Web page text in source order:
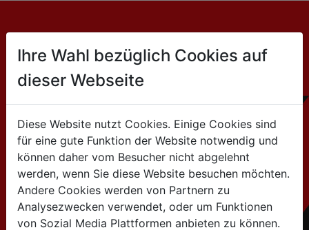
CONTACT
HOLZMANN MASCHINEN GmbH
Marktplatz 4 / 4170 Haslach / Austria
+43 7289 / 71562-0
for general information
(Info about products, company,...):
Ihre Wahl bezüglich Cookies auf
dieser Webseite
Diese Website nutzt Cookies. Einige Cookies sind
für eine gute Funktion der Website notwendig und
können daher vom Besucher nicht abgelehnt
werden, wenn Sie diese Website besuchen möchten.
Andere Cookies werden von Partnern zu
Analysezwecken verwendet, oder um Funktionen
von Sozial Media Plattformen anbieten zu können.